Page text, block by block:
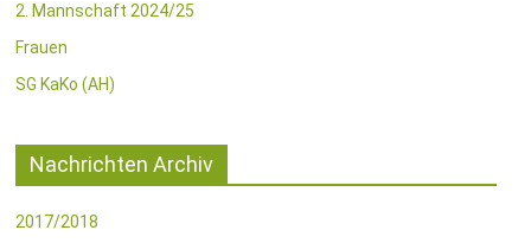
2. Mannschaft 2024/25
Frauen
SG KaKo (AH)
Nachrichten Archiv
2017/2018